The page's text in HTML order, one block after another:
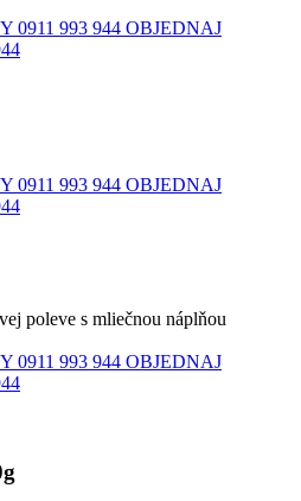
0911 993 944 OBJEDNAJ
0911 993 944 OBJEDNAJ
poleve s mliečnou náplňou
0911 993 944 OBJEDNAJ